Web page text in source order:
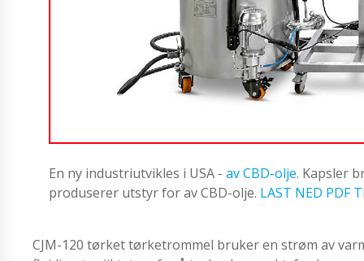
En ny industriutvikles i USA - av CBD-olje. Kapsler
produserer utstyr for av CBD-olje. LAST NED PDF
CJM-120 tørket tørketrommel bruker en strøm av